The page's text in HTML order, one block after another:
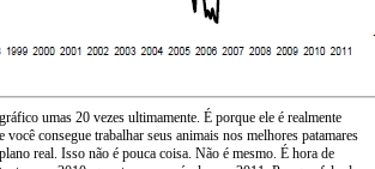
umas 20 vezes ultimamente. É porque ele é realmente
consegue trabalhar seus animais nos melhores patamares
real. Isso não é pouca coisa. Não é mesmo. É hora de